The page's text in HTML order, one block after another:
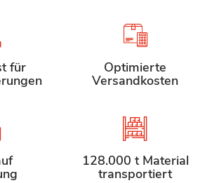
für Optimierte
Versandkosten
128.000 t Material
transportiert